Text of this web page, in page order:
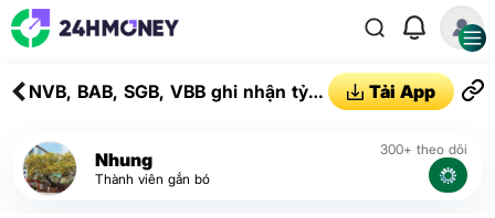
NVB, BAB, SGB, VBB ghi nhận tỷ lệ
Tải App
Nhung
Thành viên gắn bó
300+ theo dõi